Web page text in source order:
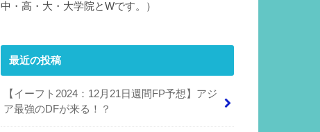
中・高・大・大学院とWです。）
最近の投稿
【イーフト2024：12月21日週間FP予想】アジ
ア最強のDFが来る！？